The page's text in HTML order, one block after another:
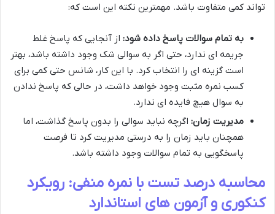
تواند کمی متفاوت باشد. مهمترین نکته این است که:
به تمام سوالات پاسخ داده شود: از آنجایی که پاسخ غلط
جریمه ای ندارد، حتی اگر به سوالی شک وجود داشته باشد، بهتر
است گزینه ای را انتخاب کرد. با این کار، شانس حتی کمی برای
کسب نمره مثبت وجود خواهد داشت، در حالی که پاسخ ندادن
به سوال هیچ فایده ای ندارد.
مدیریت زمان: اگرچه نباید سوالی را بدون پاسخ گذاشت، اما
همچنان باید زمان را به درستی مدیریت کرد تا فرصت
پاسخگویی به تمام سوالات وجود داشته باشد.
محاسبه درصد تست با نمره منفی: رویکرد
کنکوری و آزمون های استاندارد